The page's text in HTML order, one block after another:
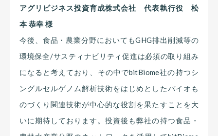
アグリビジネス投資育成株式会社 代表執行役 松
本 恭幸 様
今後、食品・農業分野においてもGHG排出削減等の
環境保全/サスティナビリティ促進は必須の取り組み
になると考えており、その中でbitBiome社の持つシ
ングルセルゲノム解析技術をはじめとしたバイオも
のづくり関連技術が中心的な役割を果たすことを大
いに期待しております。投資後も弊社の持つ食品・